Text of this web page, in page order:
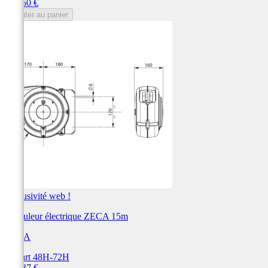
355,50 €
Ajouter au panier
Exclusivité web !
Enrouleur électrique ZECA 15m
ZECA
Départ 48H-72H